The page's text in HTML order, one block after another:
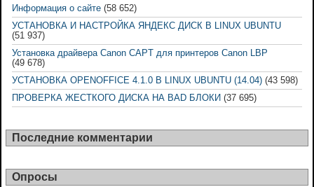
Информация о сайте (58 652)
УСТАНОВКА И НАСТРОЙКА ЯНДЕКС ДИСК В LINUX UBUNTU
(51 937)
Установка драйвера Canon CAPT для принтеров Canon LBP
(49 678)
УСТАНОВКА OPENOFFICE 4.1.0 В LINUX UBUNTU (14.04) (43 598)
ПРОВЕРКА ЖЕСТКОГО ДИСКА НА BAD БЛОКИ (37 695)
Последние комментарии
Опросы